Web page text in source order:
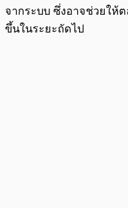
จากระบบ ซึ่งอาจช่วยให้
ขึ้นในระยะถัดไป